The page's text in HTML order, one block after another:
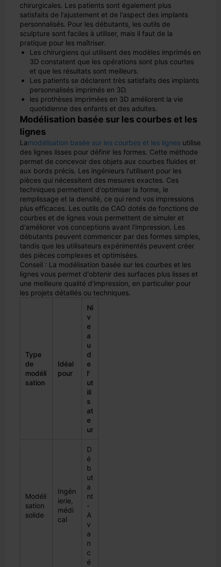
chirurgicales. Les patients sont également plus
satisfaits de l'ajustement et de l'aspect des implants
personnalisés. Pour les débutants, les outils de
sculpture sont faciles à utiliser, mais il faut de la
pratique pour les maîtriser.
Les chirurgiens qui utilisent des modèles imprimés en
3D constatent que les opérations sont plus courtes
et que les résultats sont meilleurs.
Les patients se déclarent très satisfaits des implants
personnalisés imprimés en 3D.
les prothèses imprimées en 3D améliorent la vie
quotidienne des enfants et des adultes.
Modélisation basée sur les courbes et les
lignes
Lamodélisation basée sur les courbes et les lignes utilise
des lignes lisses pour définir les formes. Cette méthode
permet de concevoir des objets aux courbes fluides et
aux bords précis. Les ingénieurs l'utilisent pour les
pièces qui nécessitent des mesures exactes. Ces
techniques permettent d'optimiser la forme, le
remplissage et la densité, ce qui rend vos impressions
plus efficaces. Les outils de CAO dotés de fonctions de
courbes et de lignes vous permettent de simuler et
d'améliorer vos conceptions avant l'impression. Les
débutants peuvent commencer par des formes simples,
tandis que les utilisateurs expérimentés peuvent créer
des pièces complexes et optimisées.
Conseil : La modélisation basée sur les courbes et les
lignes vous permet d'obtenir des surfaces plus lisses et
une meilleure qualité d'impression, en particulier pour
les projets détaillés ou techniques.
Type
de
modéli
sation
Idéal
pour
Ni
v
e
a
u
d
e
l'
ut
ili
s
at
e
ur
Modéli
sation
solide
Ingén
ierie,
médi
cal
D
é
b
ut
a
nt
-
A
v
a
n
c
é